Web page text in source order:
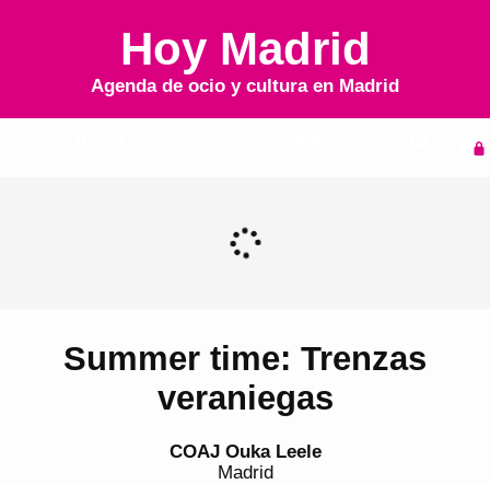
Hoy Madrid
Agenda de ocio y cultura en Madrid
Summer time: Trenzas
veraniegas
COAJ Ouka Leele
Madrid